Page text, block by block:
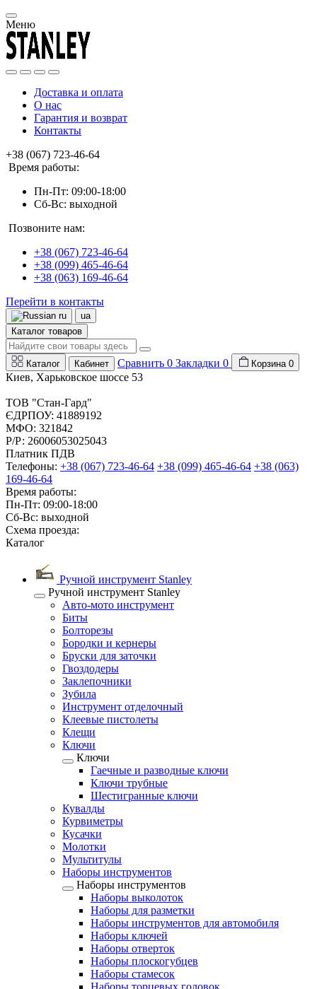
Меню
Доставка и оплата
О нас
Гарантия и возврат
Контакты
+38 (067) 723-46-64
Время работы:
Пн-Пт: 09:00-18:00
Сб-Вс: выходной
Позвоните нам:
+38 (067) 723-46-64
+38 (099) 465-46-64
+38 (063) 169-46-64
Перейти в контакты
ru
ua
Каталог товаров
Каталог Кабинет Сравнить 0 Закладки 0 Корзина 0
Киев, Харьковское шоссе 53
ТОВ "Стан-Гард"
ЄДРПОУ: 41889192
МФО: 321842
Р/Р: 26006053025043
Платник ПДВ
Телефоны: +38 (067) 723-46-64 +38 (099) 465-46-64 +38 (063)
169-46-64
Время работы:
Пн-Пт: 09:00-18:00
Сб-Вс: выходной
Схема проезда:
Каталог
Ручной инструмент Stanley
Ручной инструмент Stanley
Авто-мото инструмент
Биты
Болторезы
Бородки и кернеры
Бруски для заточки
Гвоздодеры
Заклепочники
Зубила
Инструмент отделочный
Клеевые пистолеты
Клещи
Ключи
Ключи
Гаечные и разводные ключи
Ключи трубные
Шестигранные ключи
Кувалды
Курвиметры
Кусачки
Молотки
Мультитулы
Наборы инструментов
Наборы инструментов
Наборы выколоток
Наборы для разметки
Наборы инструментов для автомобиля
Наборы ключей
Наборы отверток
Наборы плоскогубцев
Наборы стамесок
Наборы торцевых головок